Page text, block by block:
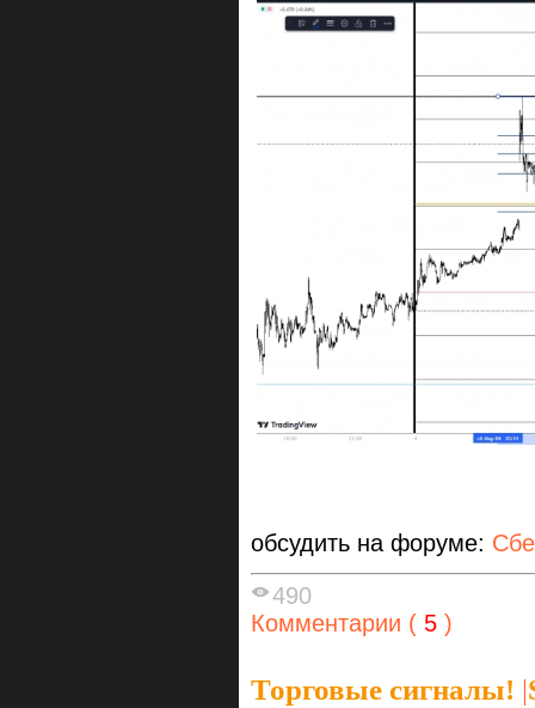
обсудить на форуме:
490
Комментарии ( 5 )
Торговые сигналы! |